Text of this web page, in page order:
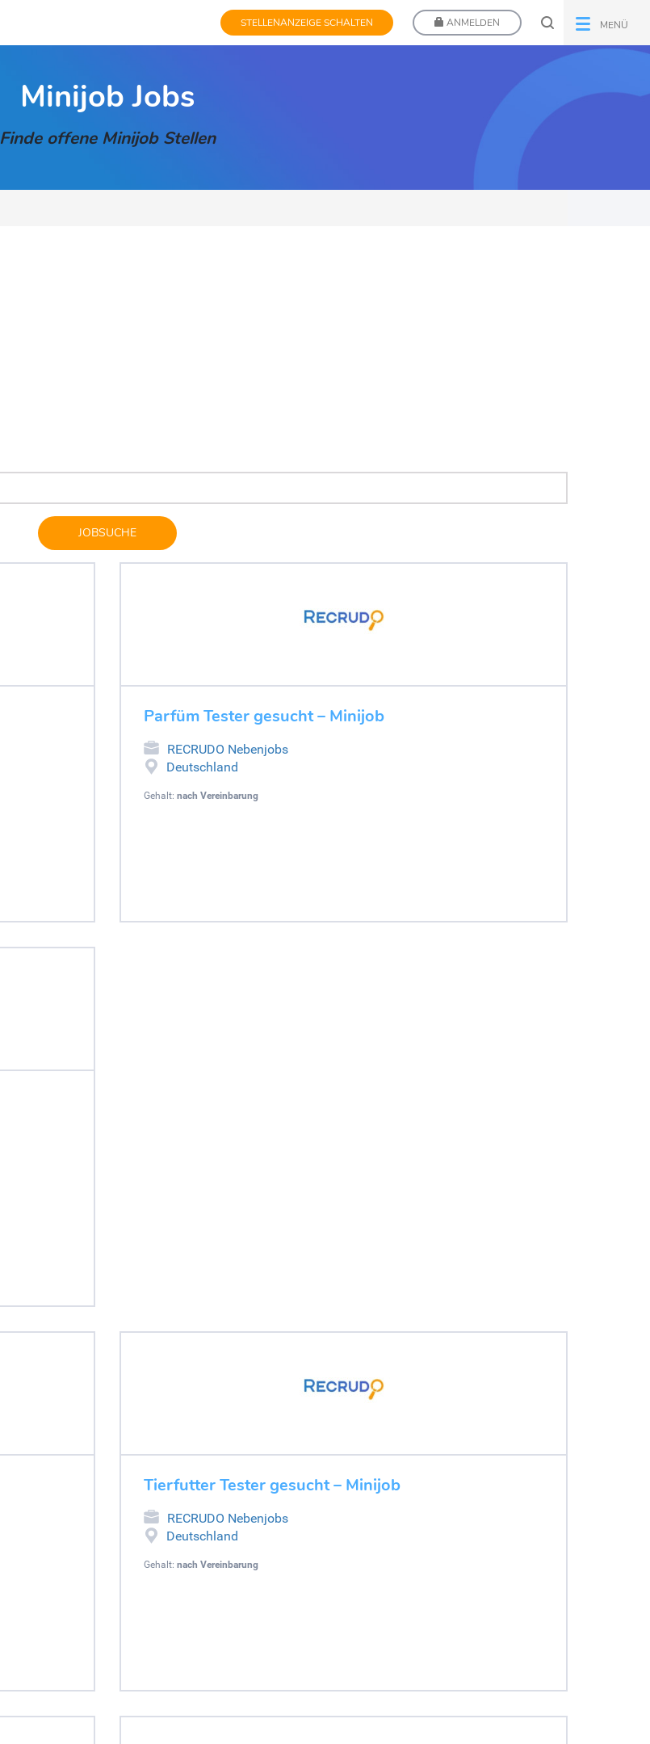
STELLENANZEIGE SCHALTEN ANMELDEN MENÜ
Minijob Jobs
Finde offene Minijob Stellen
JOBSUCHE
Parfüm Tester gesucht – Minijob
RECRUDO Nebenjobs
Deutschland
Gehalt: nach Vereinbarung
Tierfutter Tester gesucht – Minijob
RECRUDO Nebenjobs
Deutschland
Gehalt: nach Vereinbarung